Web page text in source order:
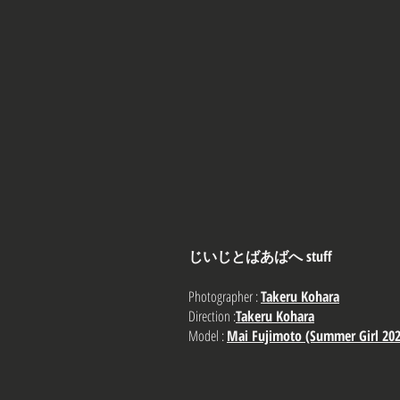
じいじとばあばへ stuff
Photographer :Takeru Kohara
Direction :Takeru Kohara
Model :Mai Fujimoto (Summer Girl